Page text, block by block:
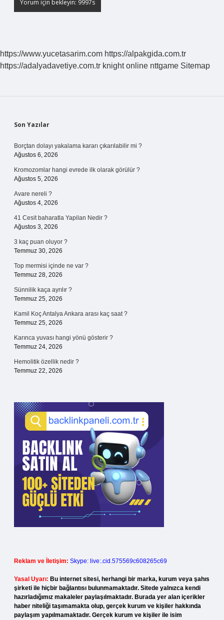
https://www.yucetasarim.com https://alpakgida.com.tr
https://adalyadavetiye.com.tr knight online nttgame Sitemap
Sidebar
Son Yazılar
Borçtan dolayı yakalama kararı çıkarılabilir mi ?
Ağustos 6, 2026
Kromozomlar hangi evrede ilk olarak görülür ?
Ağustos 5, 2026
Avare nereli ?
Ağustos 4, 2026
41 Cesit baharatla Yapilan Nedir ?
Ağustos 3, 2026
3 kaç puan oluyor ?
Temmuz 30, 2026
Top mermisi içinde ne var ?
Temmuz 28, 2026
Sünnilik kaça ayrılır ?
Temmuz 25, 2026
Kamil Koç Antalya Ankara arası kaç saat ?
Temmuz 25, 2026
Karınca yuvası hangi yönü gösterir ?
Temmuz 24, 2026
Hemolitik özellik nedir ?
Temmuz 22, 2026
Reklam ve İletişim: Skype: live:.cid.575569c608265c69
Yasal Uyarı: Bu internet sitesi, herhangi bir marka, kurum veya şahıs
şirketi ile hiçbir bağlantısı bulunmamaktadır. Sitede yalnızca kendi
hazırladığımız makaleler paylaşılmaktadır. Burada yer alan içerikler
haber niteliği taşımamakta olup, gerçek kurum ve kişiler hakkında
paylaşım yapılmamaktadır. Gerçek kurum ve kişiler ile isim